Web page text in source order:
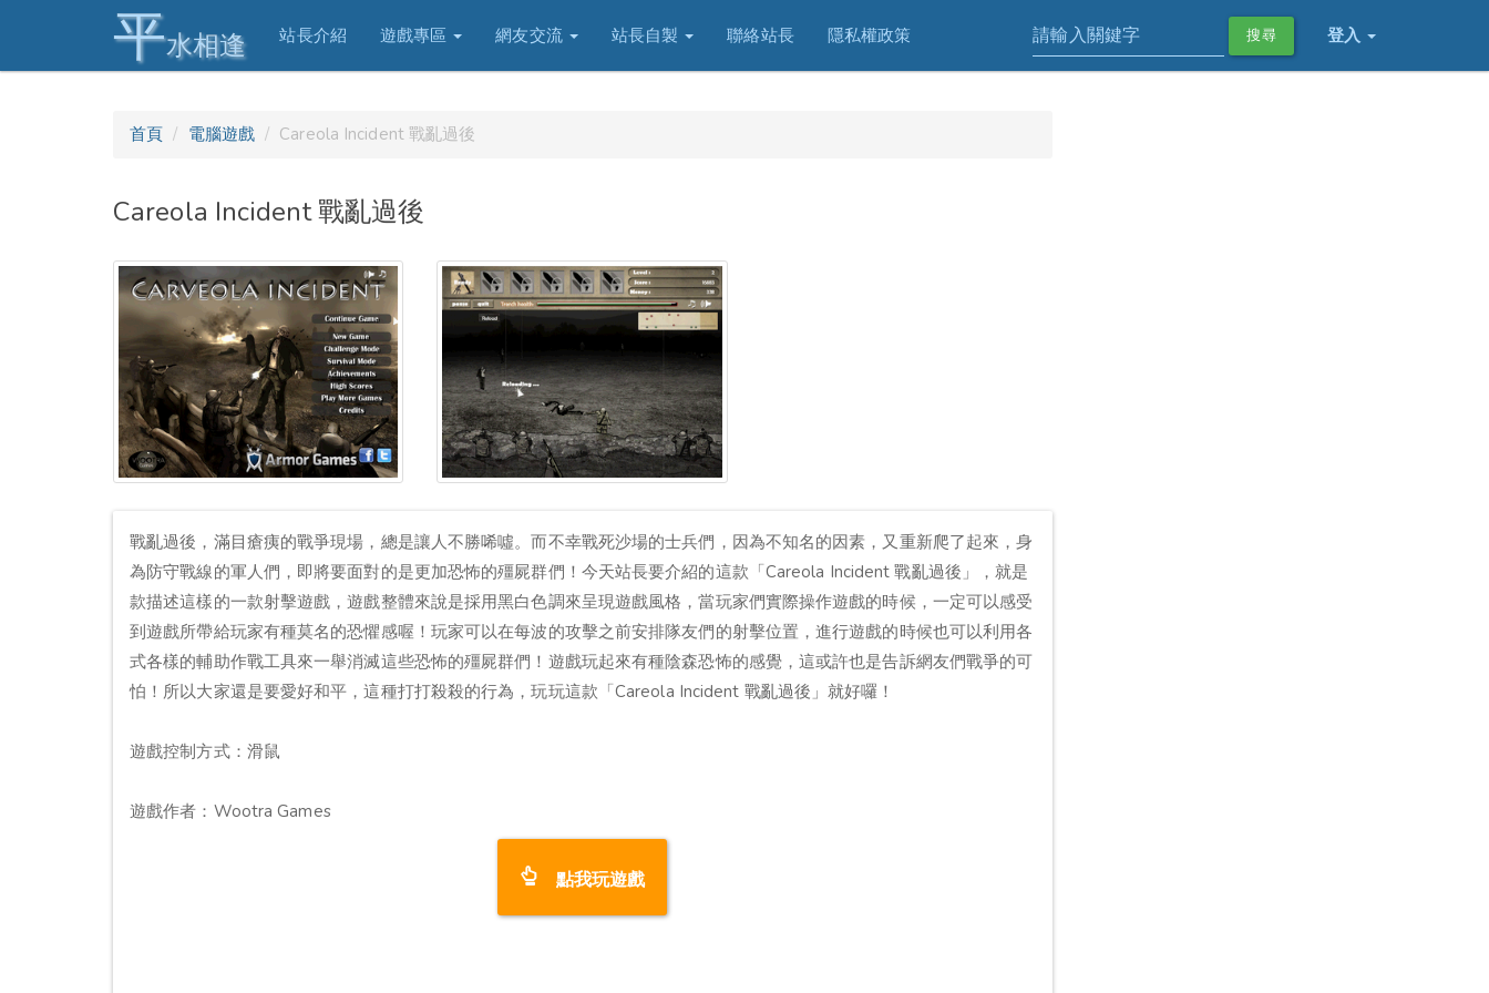
平水相逢 站長介紹 遊戲專區 網友交流 站長自製 聯絡站長 隱私權政策 登入
搜尋
首頁 電腦遊戲 Careola Incident 戰亂過後
Careola Incident 戰亂過後
戰亂過後，滿目瘡痍的戰爭現場，總是讓人不勝唏噓。而不幸戰死沙場的士兵們，因為不知名的因素，又重新爬了起來，身
為防守戰線的軍人們，即將要面對的是更加恐怖的殭屍群們！今天站長要介紹的這款「Careola Incident 戰亂過後」，就是
款描述這樣的一款射擊遊戲，遊戲整體來說是採用黑白色調來呈現遊戲風格，當玩家們實際操作遊戲的時候，一定可以感受
到遊戲所帶給玩家有種莫名的恐懼感喔！玩家可以在每波的攻擊之前安排隊友們的射擊位置，進行遊戲的時候也可以利用各
式各樣的輔助作戰工具來一舉消滅這些恐怖的殭屍群們！遊戲玩起來有種陰森恐怖的感覺，這或許也是告訴網友們戰爭的可
怕！所以大家還是要愛好和平，這種打打殺殺的行為，玩玩這款「Careola Incident 戰亂過後」就好囉！
遊戲控制方式：滑鼠
遊戲作者：Wootra Games
點我玩遊戲